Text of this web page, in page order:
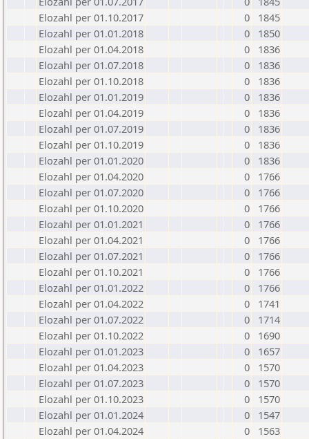
Elozahl per 01.10.2017
0
1845
Elozahl per 01.01.2018
0
1850
Elozahl per 01.04.2018
0
1836
Elozahl per 01.07.2018
0
1836
Elozahl per 01.10.2018
0
1836
Elozahl per 01.01.2019
0
1836
Elozahl per 01.04.2019
0
1836
Elozahl per 01.07.2019
0
1836
Elozahl per 01.10.2019
0
1836
Elozahl per 01.01.2020
0
1836
Elozahl per 01.04.2020
0
1766
Elozahl per 01.07.2020
0
1766
Elozahl per 01.10.2020
0
1766
Elozahl per 01.01.2021
0
1766
Elozahl per 01.04.2021
0
1766
Elozahl per 01.07.2021
0
1766
Elozahl per 01.10.2021
0
1766
Elozahl per 01.01.2022
0
1766
Elozahl per 01.04.2022
0
1741
Elozahl per 01.07.2022
0
1714
Elozahl per 01.10.2022
0
1690
Elozahl per 01.01.2023
0
1657
Elozahl per 01.04.2023
0
1570
Elozahl per 01.07.2023
0
1570
Elozahl per 01.10.2023
0
1570
Elozahl per 01.01.2024
0
1547
Elozahl per 01.04.2024
0
1563